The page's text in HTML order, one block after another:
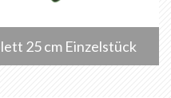
25 cm Einzelstück